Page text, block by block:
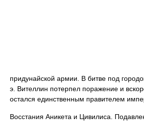
придунайской армии. В битве под
э. Вителлин потерпел поражение и
остался единственным правителем
Восстания Аникета и Цивилиса.